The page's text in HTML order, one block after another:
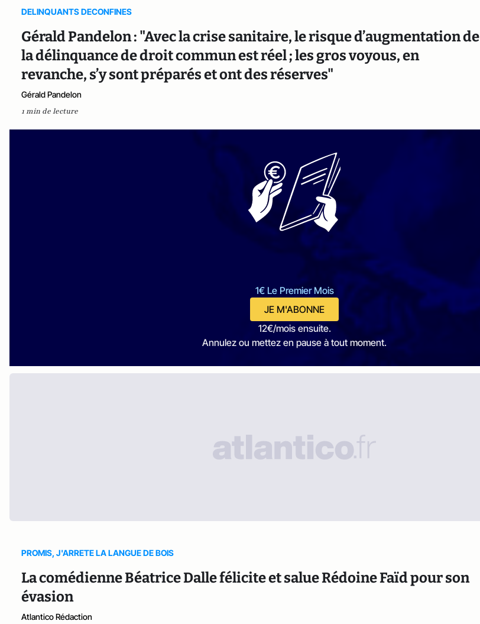
DELINQUANTS DECONFINES
Gérald Pandelon : "Avec la crise sanitaire, le risque d’augmentation de
la délinquance de droit commun est réel ; les gros voyous, en
revanche, s’y sont préparés et ont des réserves"
Gérald Pandelon
1 min de lecture
1€ Le Premier Mois
JE M'ABONNE
12€/mois ensuite.
Annulez ou mettez en pause à tout moment.
PROMIS, J'ARRETE LA LANGUE DE BOIS
La comédienne Béatrice Dalle félicite et salue Rédoine Faïd pour son
évasion
Atlantico Rédaction